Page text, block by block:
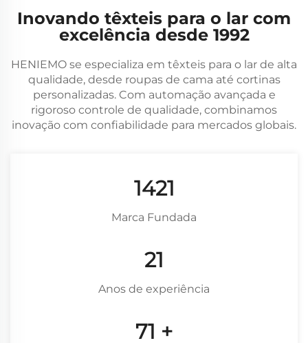
Inovando têxteis para o lar com
excelência desde 1992
HENIEMO se especializa em têxteis para o lar de alta
qualidade, desde roupas de cama até cortinas
personalizadas. Com automação avançada e
rigoroso controle de qualidade, combinamos
inovação com confiabilidade para mercados globais.
1846
Marca Fundada
28
Anos de experiência
93 +